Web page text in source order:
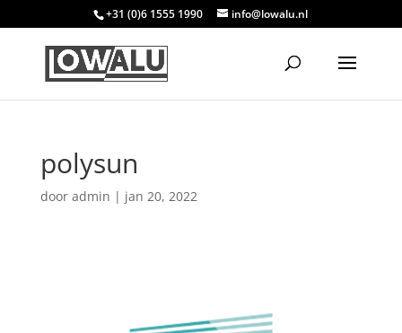
+31 (0)6 1555 1990 info@lowalu.nl
polysun
door admin | jan 20, 2022